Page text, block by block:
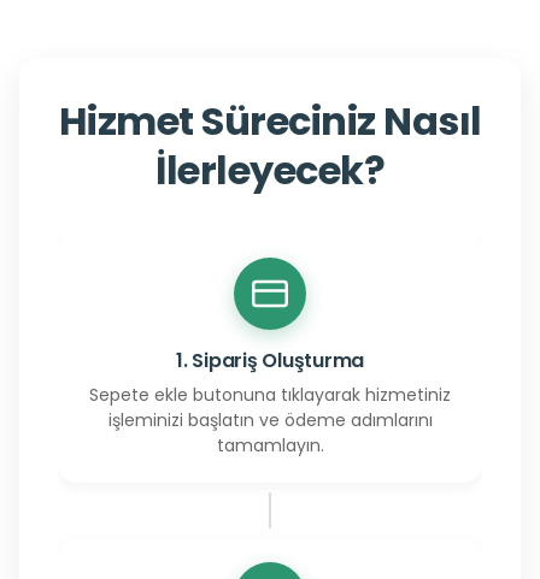
Hizmet Süreciniz Nasıl
İlerleyecek?
1. Sipariş Oluşturma
Sepete ekle butonuna tıklayarak hizmetiniz
işleminizi başlatın ve ödeme adımlarını
tamamlayın.